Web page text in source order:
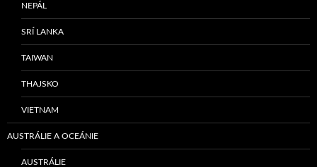
NEPÁL
SRÍ LANKA
TAIWAN
THAJSKO
VIETNAM
AUSTRÁLIE A OCEÁNIE
AUSTRÁLIE